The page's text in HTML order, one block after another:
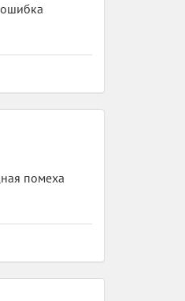
ошибка
помеха